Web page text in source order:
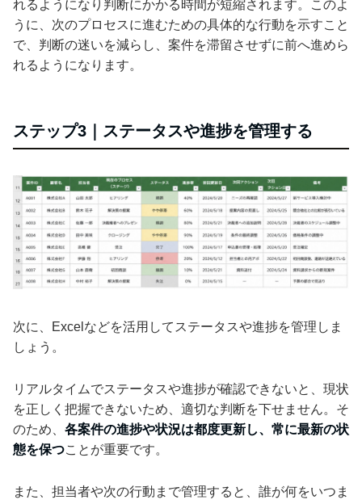
れるようになり判断にかかる時間が短縮されます。このよ
うに、次のプロセスに進むための具体的な行動を示すこと
で、判断の迷いを減らし、案件を滞留させずに前へ進めら
れるようになります。
ステップ3｜ステータスや進捗を管理する
次に、Excelなどを活用してステータスや進捗を管理しま
しょう。
リアルタイムでステータスや進捗が確認できないと、現状
を正しく把握できないため、適切な判断を下せません。そ
のため、 各案件の進捗や状況は都度更新し、常に最新の状
態を保つことが重要です。
また、担当者や次の行動まで管理すると、誰が何をいつま